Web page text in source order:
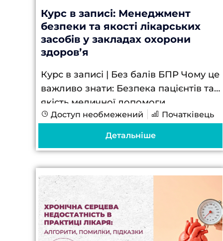
Курс в записі: Менеджмент
безпеки та якості лікарських
засобів у закладах охорони
здоровʼя
Курс в записі | Без балів БПР Чому це
важливо знати: Безпека пацієнтів та
якість медичної допомоги
Правильний облік та зберігання
лікарських засобів забезпечує
Доступ необмежений Початківець
Детальніше